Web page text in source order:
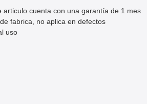
articulo cuenta con una garantía de 1 mes
fabrica, no aplica en defectos
uso